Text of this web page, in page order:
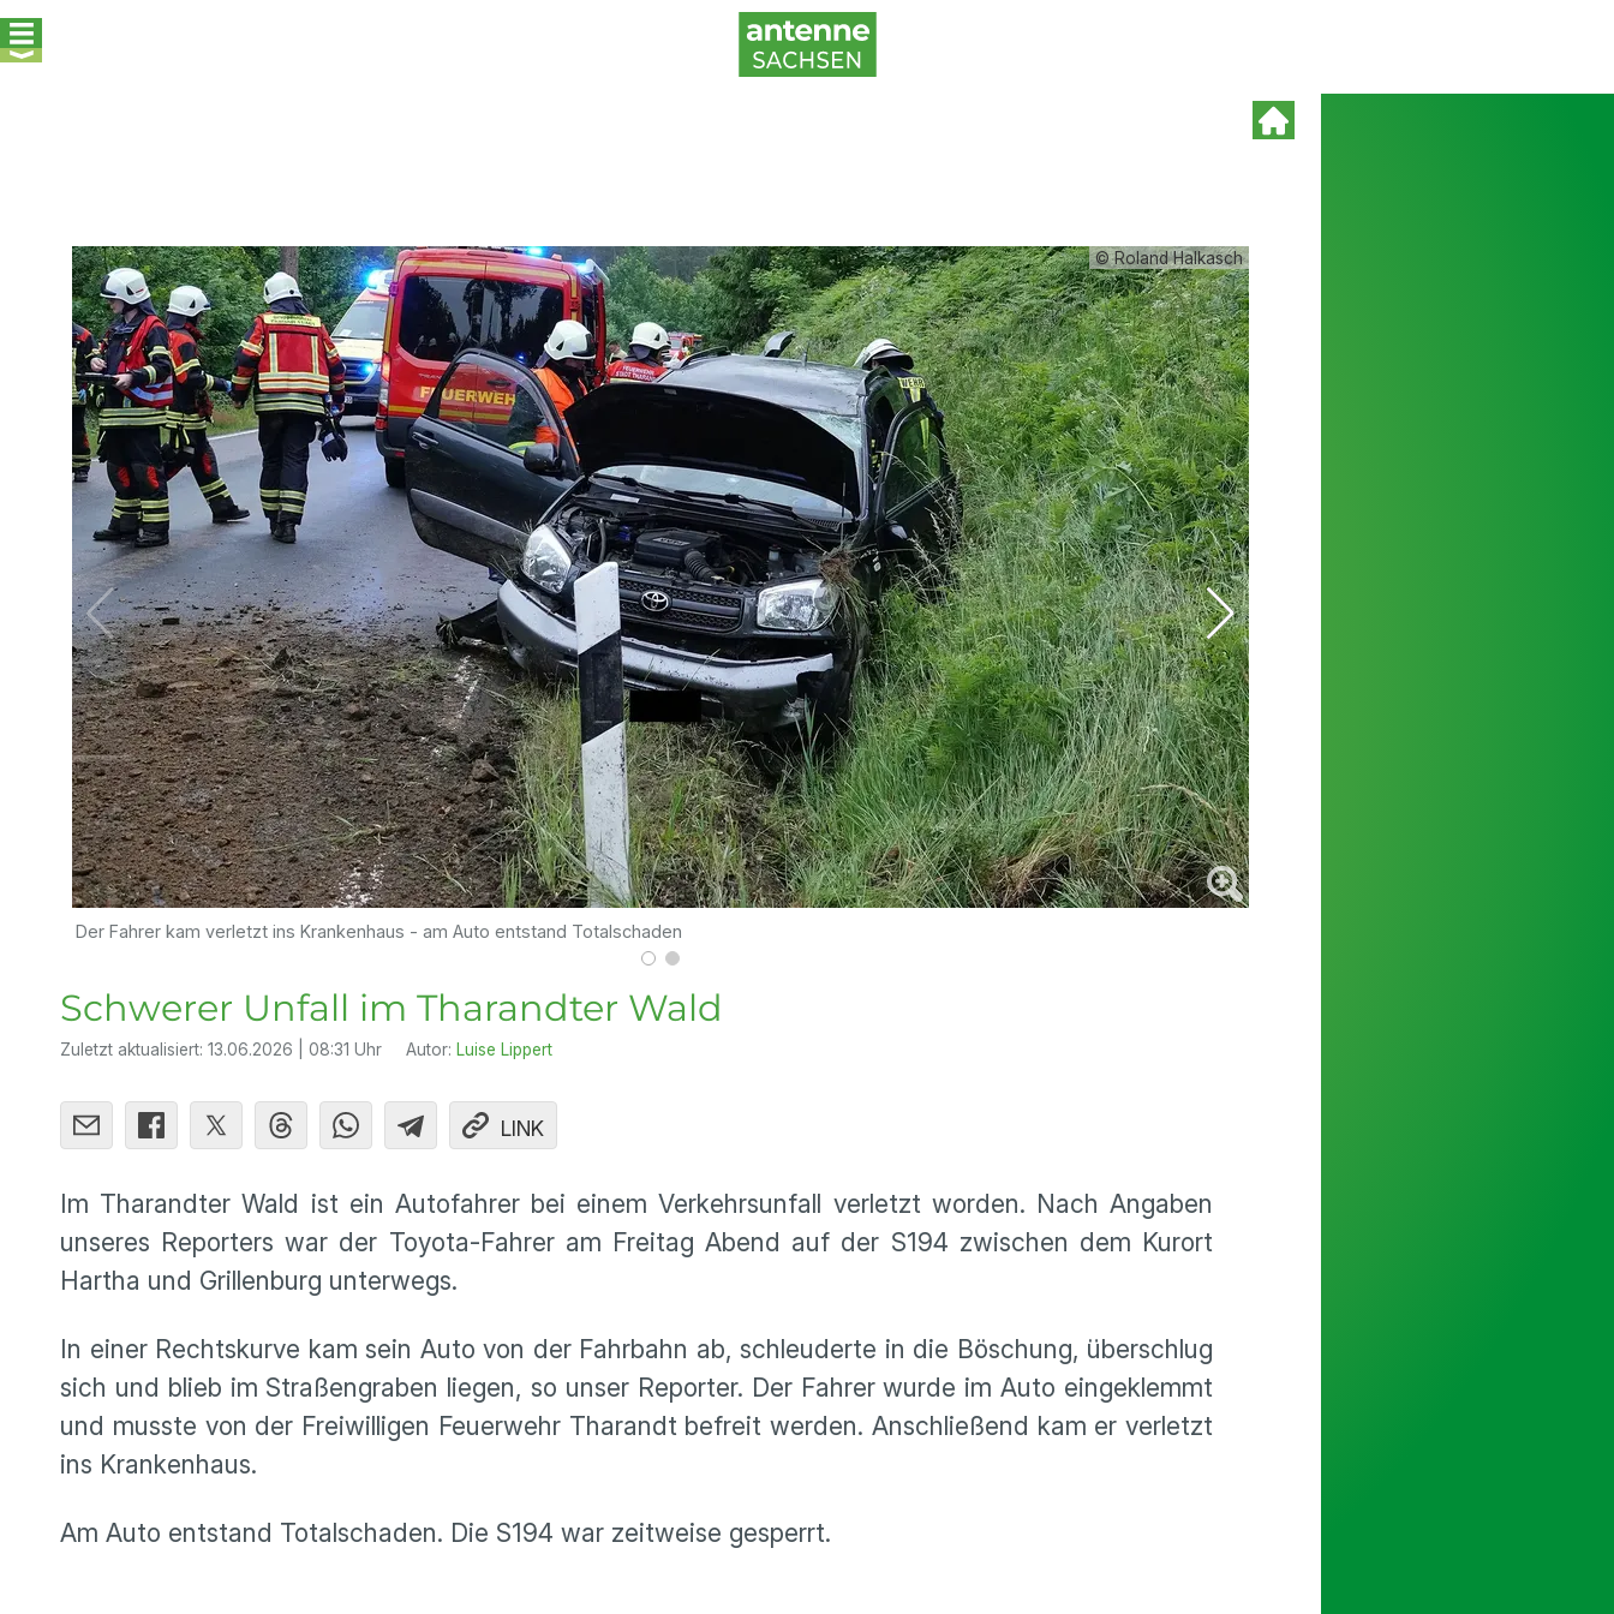
© Roland Halkasch
Der Fahrer kam verletzt ins Krankenhaus - am Auto entstand Totalschaden
Schwerer Unfall im Tharandter Wald
Zuletzt aktualisiert: 13.06.2026 | 08:31 Uhr Autor: Luise Lippert
LINK
Im Tharandter Wald ist ein Autofahrer bei einem Verkehrsunfall verletzt worden. Nach Angaben
unseres Reporters war der Toyota-Fahrer am Freitag Abend auf der S194 zwischen dem Kurort
Hartha und Grillenburg unterwegs.
In einer Rechtskurve kam sein Auto von der Fahrbahn ab, schleuderte in die Böschung, überschlug
sich und blieb im Straßengraben liegen, so unser Reporter. Der Fahrer wurde im Auto eingeklemmt
und musste von der Freiwilligen Feuerwehr Tharandt befreit werden. Anschließend kam er verletzt
ins Krankenhaus.
Am Auto entstand Totalschaden. Die S194 war zeitweise gesperrt.